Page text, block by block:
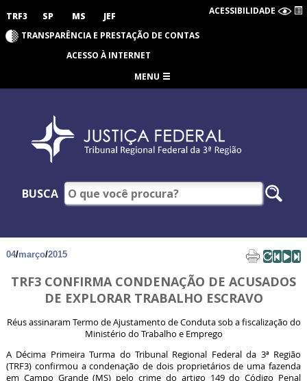
TRF3 SP MS JEF ACESSIBILIDADE
TRANSPARÊNCIA E PRESTAÇÃO DE CONTAS
ACESSO À INTERNET
MENU
BUSCA
04/março/2015
TRF3 CONFIRMA CONDENAÇÃO DE ACUSADOS
DE EXPLORAR TRABALHO ESCRAVO
Réus assinaram Termo de Ajustamento de Conduta sob a fiscalização do
Ministério do Trabalho e Emprego
A Décima Primeira Turma do Tribunal Regional Federal da 3ª Região
(TRF3) confirmou a condenação de dois proprietários de uma fazenda
em Campo Grande (MS) pelo crime do artigo 149 do Código Penal